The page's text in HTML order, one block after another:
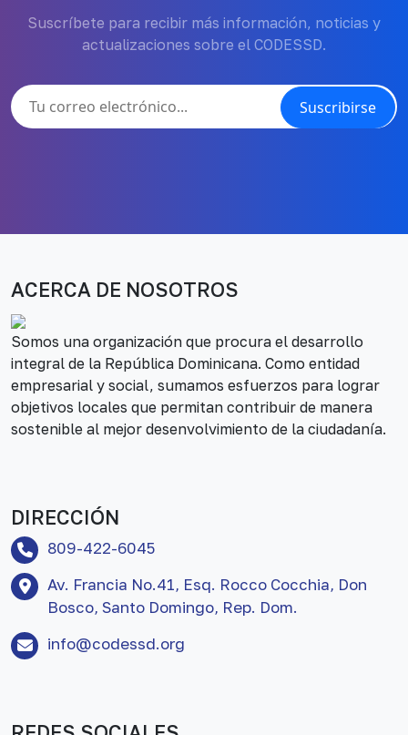
Suscríbete para recibir más información, noticias y
actualizaciones sobre el CODESSD.
Suscribirse
ACERCA DE NOSOTROS
Somos una organización que procura el desarrollo
integral de la República Dominicana. Como entidad
empresarial y social, sumamos esfuerzos para lograr
objetivos locales que permitan contribuir de manera
sostenible al mejor desenvolvimiento de la ciudadanía.
DIRECCIÓN
809-422-6045
Av. Francia No.41, Esq. Rocco Cocchia, Don
Bosco, Santo Domingo, Rep. Dom.
info@codessd.org